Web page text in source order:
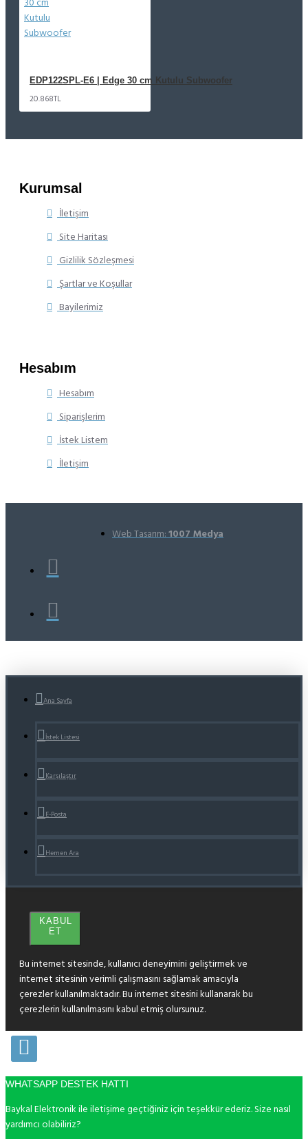
EDP122SPL-E6 | Edge 30 cm Kutulu Subwoofer
20.868TL
Kurumsal
İletişim
Site Haritası
Gizlilik Sözleşmesi
Şartlar ve Koşullar
Bayilerimiz
Hesabım
Hesabım
Siparişlerim
İstek Listem
İletişim
Web Tasarım: 1007 Medya
Ana Sayfa
İstek Listesi
Karşılaştır
E-Posta
Hemen Ara
KABUL
ET
Bu internet sitesinde, kullanıcı deneyimini geliştirmek ve
internet sitesinin verimli çalışmasını sağlamak amacıyla
çerezler kullanılmaktadır. Bu internet sitesini kullanarak bu
çerezlerin kullanılmasını kabul etmiş olursunuz.
WHATSAPP DESTEK HATTI
Baykal Elektronik ile iletişime geçtiğiniz için teşekkür ederiz. Size nasıl
yardımcı olabiliriz?